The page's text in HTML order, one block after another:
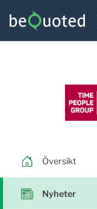
Översikt
Nyheter